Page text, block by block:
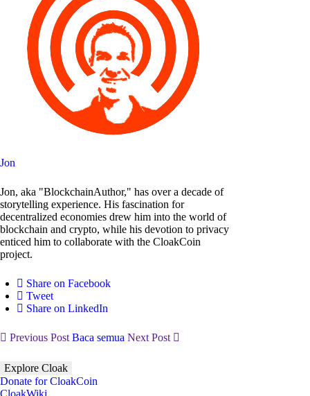
Jon
Jon, aka "BlockchainAuthor," has over a decade of
storytelling experience. His fascination for
decentralized economies drew him into the world of
blockchain and crypto, while his devotion to privacy
enticed him to collaborate with the CloakCoin
project.
Share on Facebook
Tweet
Share on LinkedIn
Previous PostBaca semua Next Post
Explore Cloak
Donate for CloakCoin
CloakWiki